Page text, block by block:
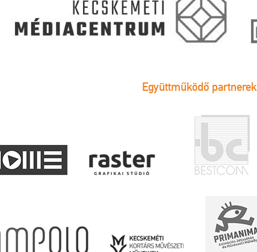
Együttműködő partnerek